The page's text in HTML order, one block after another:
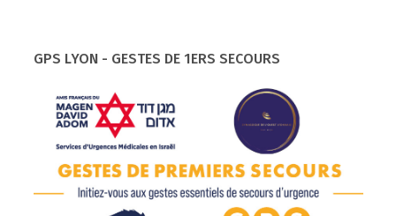
GPS LYON - GESTES DE 1ERS SECOURS